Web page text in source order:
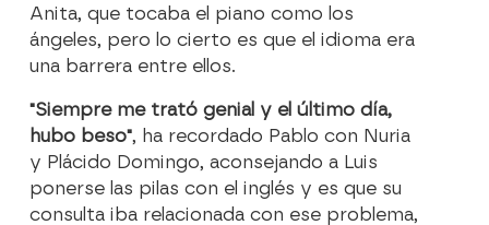
Anita, que tocaba el piano como los
ángeles, pero lo cierto es que el idioma era
una barrera entre ellos.
"Siempre me trató genial y el último día,
hubo beso", ha recordado Pablo con Nuria
y Plácido Domingo, aconsejando a Luis
ponerse las pilas con el inglés y es que su
consulta iba relacionada con ese problema,